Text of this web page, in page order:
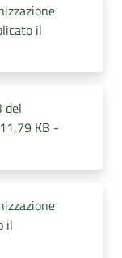
il
del
KB -
il